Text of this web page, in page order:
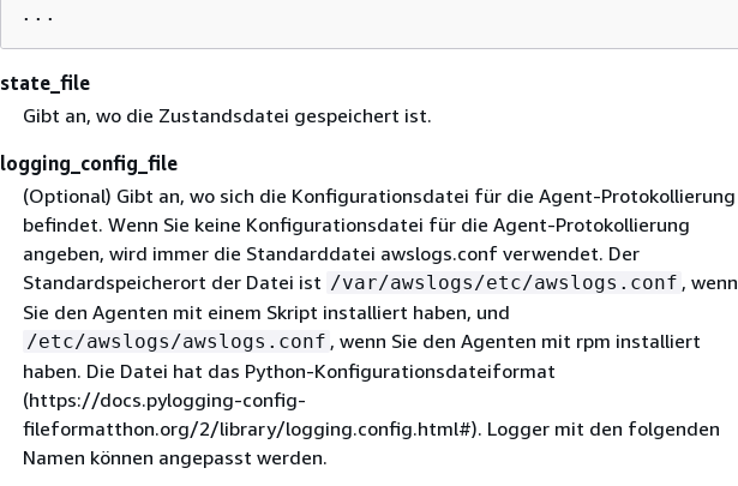
...
state_file
Gibt an, wo die Zustandsdatei gespeichert ist.
logging_config_file
(Optional) Gibt an, wo sich die Konfigurationsdatei für die Agent-Protokollierung
befindet. Wenn Sie keine Konfigurationsdatei für die Agent-Protokollierung
angeben, wird immer die Standarddatei awslogs.conf verwendet. Der
Standardspeicherort der Datei ist /var/awslogs/etc/awslogs.conf , wenn
Sie den Agenten mit einem Skript installiert haben, und
/etc/awslogs/awslogs.conf , wenn Sie den Agenten mit rpm installiert
haben. Die Datei hat das Python-Konfigurationsdateiformat
(https://docs.pylogging-config-
fileformatthon.org/2/library/logging.config.html#). Logger mit den folgenden
Namen können angepasst werden.